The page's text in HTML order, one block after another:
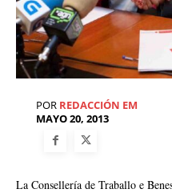
POR REDACCIÓN EM
MAYO 20, 2013
La Consellería de Traballo e